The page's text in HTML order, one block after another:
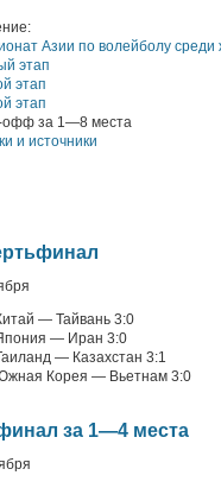
Азии по волейболу
этап
этап
этап
офф за 1—8 места
и источники
— Тайвань 3:0
— Иран 3:0
— Казахстан 3:1
Корея — Вьетнам 3:0
за 1—4 места